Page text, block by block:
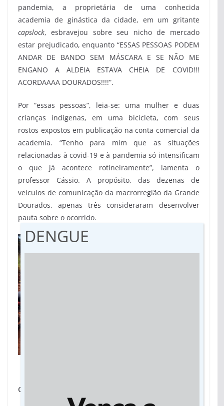
pandemia, a proprietária de uma conhecida
academia de ginástica da cidade, em um gritante
capslock, esbravejou sobre seu nicho de mercado
estar prejudicado, enquanto “ESSAS PESSOAS PODEM
ANDAR DE BANDO SEM MÁSCARA E SE NÃO ME
ENGANO A ALDEIA ESTAVA CHEIA DE COVID!!!
ACORDAAAA DOURADOS!!!!”.
Por “essas pessoas”, leia-se: uma mulher e duas
crianças indígenas, em uma bicicleta, com seus
rostos expostos em publicação na conta comercial da
academia. “Tenho para mim que as situações
relacionadas à covid-19 e à pandemia só intensificam
o que já acontece rotineiramente”, lamenta o
professor Cássio. A propósito, das dezenas de
veículos de comunicação da macrorregião da Grande
Dourados, apenas três consideraram desenvolver
pauta sobre o ocorrido.
Ciclo difícil de quebrar
DENGUE